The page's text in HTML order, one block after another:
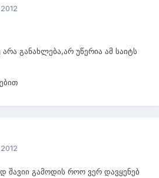
განახლება,არ უწერია ამ საიტს
შავიი გამოდის როო ვერ დავყენებ